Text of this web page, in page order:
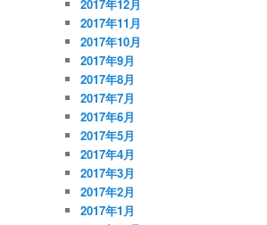
2017年12月
2017年11月
2017年10月
2017年9月
2017年8月
2017年7月
2017年6月
2017年5月
2017年4月
2017年3月
2017年2月
2017年1月